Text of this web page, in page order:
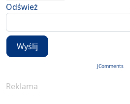
Odśwież
Wyślij
JComments
Reklama